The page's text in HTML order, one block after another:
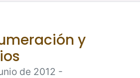
y
de 2012 -